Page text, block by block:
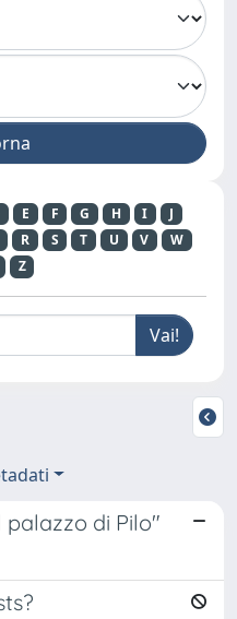
E F G H I
J
R S T U V
W
Z
di Pilo"